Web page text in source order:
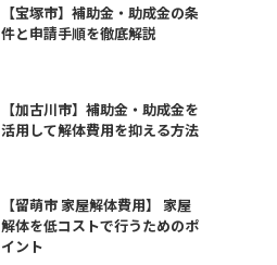
【宝塚市】補助金・助成金の条
件と申請手順を徹底解説
【加古川市】補助金・助成金を
活用して解体費用を抑える方法
【留萌市 家屋解体費用】 家屋
解体を低コストで行うためのポ
イント